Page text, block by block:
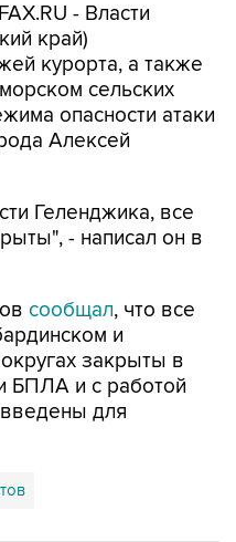
- Власти
край)
курорта, а также
сельских
опасности атаки
Алексей
Геленджика, все
- написал он в
сообщал, что все
и
закрыты в
БПЛА и с работой
для